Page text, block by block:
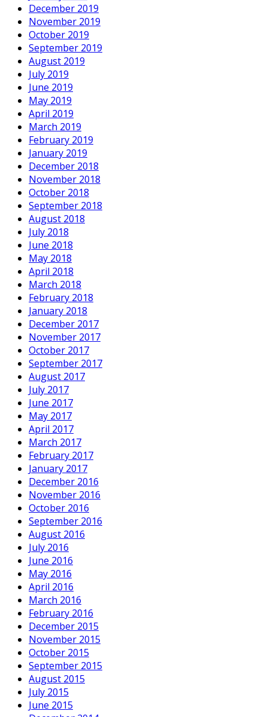
December 2019
November 2019
October 2019
September 2019
August 2019
July 2019
June 2019
May 2019
April 2019
March 2019
February 2019
January 2019
December 2018
November 2018
October 2018
September 2018
August 2018
July 2018
June 2018
May 2018
April 2018
March 2018
February 2018
January 2018
December 2017
November 2017
October 2017
September 2017
August 2017
July 2017
June 2017
May 2017
April 2017
March 2017
February 2017
January 2017
December 2016
November 2016
October 2016
September 2016
August 2016
July 2016
June 2016
May 2016
April 2016
March 2016
February 2016
December 2015
November 2015
October 2015
September 2015
August 2015
July 2015
June 2015